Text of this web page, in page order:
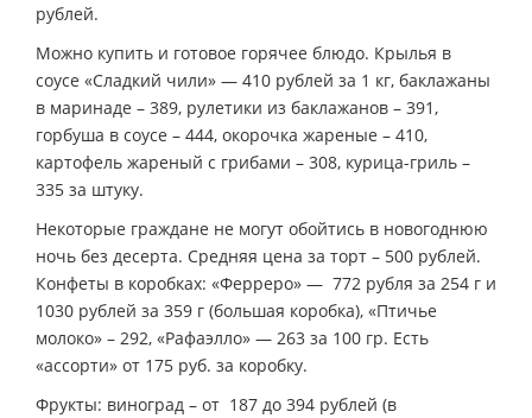
рублей.
Можно купить и готовое горячее блюдо. Крылья в
соусе «Сладкий чили» — 410 рублей за 1 кг, баклажаны
в маринаде – 389, рулетики из баклажанов – 391,
горбуша в соусе – 444, окорочка жареные – 410,
картофель жареный с грибами – 308, курица-гриль –
335 за штуку.
Некоторые граждане не могут обойтись в новогоднюю
ночь без десерта. Средняя цена за торт – 500 рублей.
Конфеты в коробках: «Ферреро» — 772 рубля за 254 г и
1030 рублей за 359 г (большая коробка), «Птичье
молоко» – 292, «Рафаэлло» — 263 за 100 гр. Есть
«ассорти» от 175 руб. за коробку.
Фрукты: виноград – от 187 до 394 рублей (в